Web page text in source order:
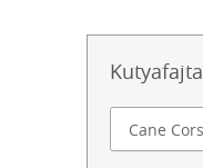
Kutyafajta